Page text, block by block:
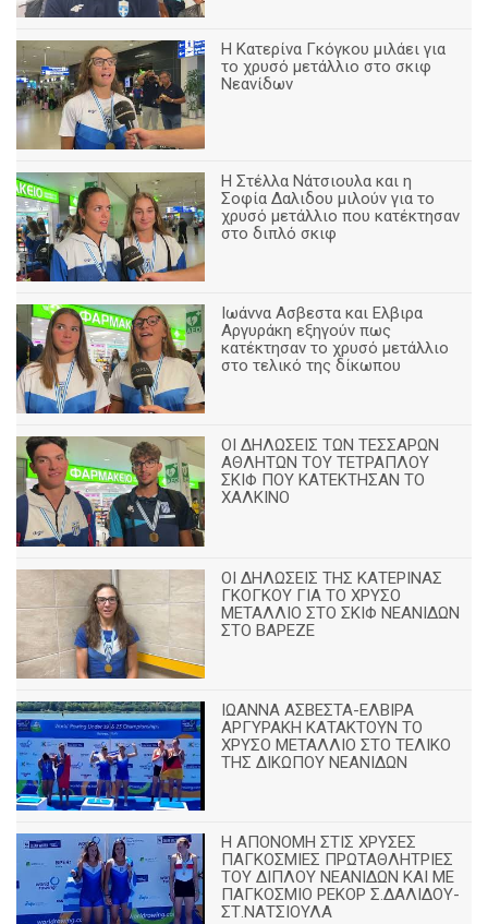
Η Κατερίνα Γκόγκου μιλάει για
το χρυσό μετάλλιο στο σκιφ
Νεανίδων
Η Στέλλα Νάτσιουλα και η
Σοφία Δαλιδου μιλούν για το
χρυσό μετάλλιο που κατέκτησαν
στο διπλό σκιφ
Ιωάννα Ασβεστα και Ελβιρα
Αργυράκη εξηγούν πως
κατέκτησαν το χρυσό μετάλλιο
στο τελικό της δίκωπου
ΟΙ ΔΗΛΩΣΕΙΣ ΤΩΝ ΤΕΣΣΑΡΩΝ
ΑΘΛΗΤΩΝ ΤΟΥ ΤΕΤΡΑΠΛΟΥ
ΣΚΙΦ ΠΟΥ ΚΑΤΕΚΤΗΣΑΝ ΤΟ
ΧΑΛΚΙΝΟ
ΟΙ ΔΗΛΩΣΕΙΣ ΤΗΣ ΚΑΤΕΡΙΝΑΣ
ΓΚΟΓΚΟΥ ΓΙΑ ΤΟ ΧΡΥΣΟ
ΜΕΤΑΛΛΙΟ ΣΤΟ ΣΚΙΦ ΝΕΑΝΙΔΩΝ
ΣΤΟ ΒΑΡΕΖΕ
ΙΩΑΝΝΑ ΑΣΒΕΣΤΑ-ΕΛΒΙΡΑ
ΑΡΓΥΡΑΚΗ ΚΑΤΑΚΤΟΥΝ ΤΟ
ΧΡΥΣΟ ΜΕΤΑΛΛΙΟ ΣΤΟ ΤΕΛΙΚΟ
ΤΗΣ ΔΙΚΩΠΟΥ ΝΕΑΝΙΔΩΝ
Η ΑΠΟΝΟΜΗ ΣΤΙΣ ΧΡΥΣΕΣ
ΠΑΓΚΟΣΜΙΕΣ ΠΡΩΤΑΘΛΗΤΡΙΕΣ
ΤΟΥ ΔΙΠΛΟΥ ΝΕΑΝΙΔΩΝ ΚΑΙ ΜΕ
ΠΑΓΚΟΣΜΙΟ ΡΕΚΟΡ Σ.ΔΑΛΙΔΟΥ-
ΣΤ.ΝΑΤΣΙΟΥΛΑ